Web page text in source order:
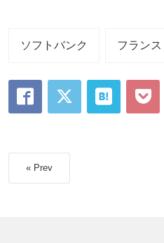
ソフトバンク フランス
« Prev